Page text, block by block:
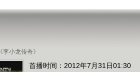
《李小龙传奇》
首播时间：2012年7月31日01:30